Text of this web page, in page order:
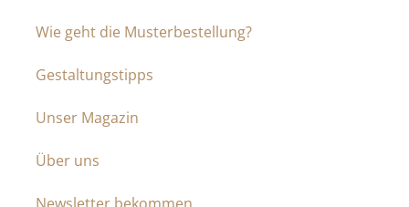
Wie geht die Musterbestellung?
Gestaltungstipps
Unser Magazin
Über uns
Newsletter bekommen